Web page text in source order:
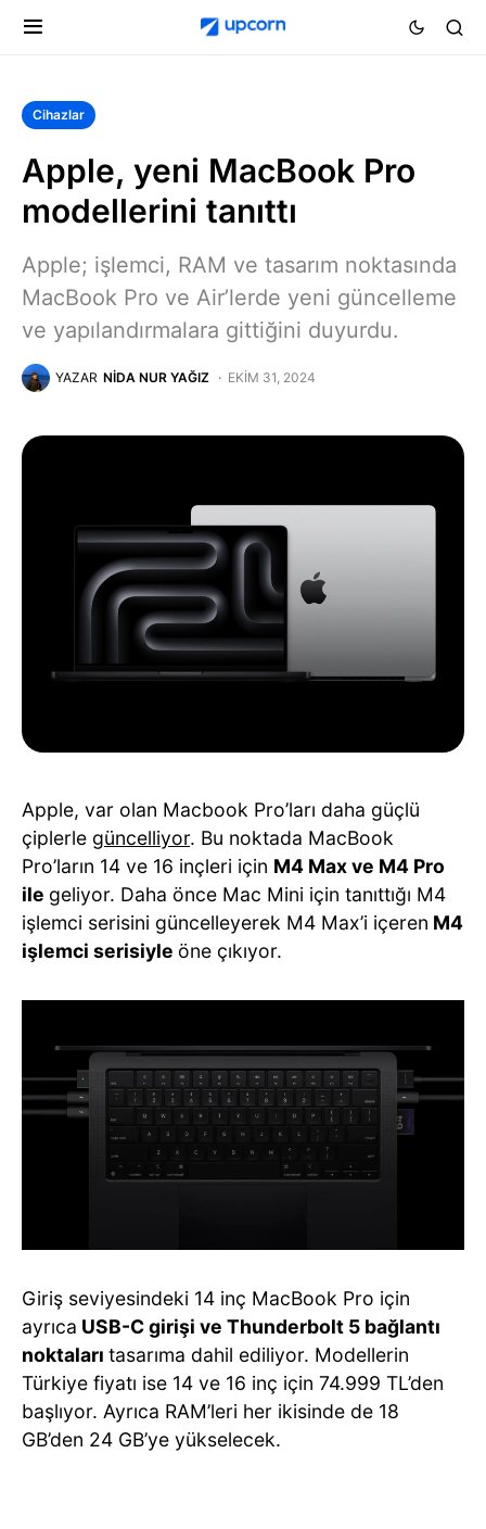
Cihazlar
Apple, yeni MacBook Pro
modellerini tanıttı
Apple; işlemci, RAM ve tasarım noktasında
MacBook Pro ve Air’lerde yeni güncelleme
ve yapılandırmalara gittiğini duyurdu.
YAZAR NIDA NUR YAĞIZ EKIM 31, 2024
Apple, var olan Macbook Pro’ları daha güçlü
çiplerle güncelliyor. Bu noktada MacBook
Pro’ların 14 ve 16 inçleri için M4 Max ve M4 Pro
ile geliyor. Daha önce Mac Mini için tanıttığı M4
işlemci serisini güncelleyerek M4 Max’i içeren M4
işlemci serisiyle öne çıkıyor.
Giriş seviyesindeki 14 inç MacBook Pro için
ayrıca USB-C girişi ve Thunderbolt 5 bağlantı
noktaları tasarıma dahil ediliyor. Modellerin
Türkiye fiyatı ise 14 ve 16 inç için 74.999 TL’den
başlıyor. Ayrıca RAM’leri her ikisinde de 18
GB’den 24 GB’ye yükselecek.